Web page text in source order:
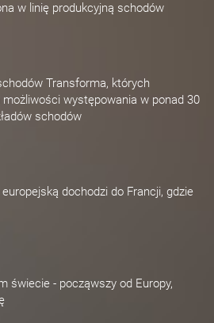
w linię produkcyjną schodów
Transforma, których
występowania w ponad 30
schodów
dochodzi do Francji, gdzie
świecie - począwszy od Europy,